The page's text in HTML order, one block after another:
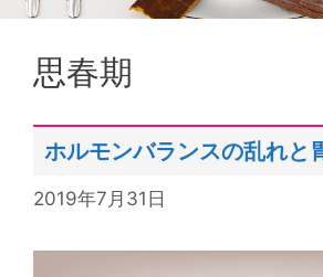
思春期
ホルモンバランスの乱れと
2019年7月31日